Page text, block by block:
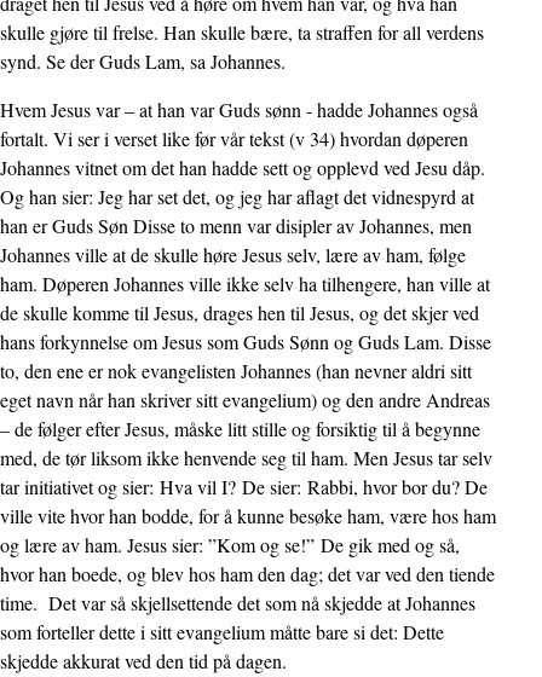
skulle gjøre til frelse. Han skulle bære, ta straffen for all verdens
synd. Se der Guds Lam, sa Johannes.
Hvem Jesus var – at han var Guds sønn - hadde Johannes også
fortalt. Vi ser i verset like før vår tekst (v 34) hvordan døperen
Johannes vitnet om det han hadde sett og opplevd ved Jesu dåp.
Og han sier: Jeg har set det, og jeg har aflagt det vidnespyrd at
han er Guds Søn Disse to menn var disipler av Johannes, men
Johannes ville at de skulle høre Jesus selv, lære av ham, følge
ham. Døperen Johannes ville ikke selv ha tilhengere, han ville at
de skulle komme til Jesus, drages hen til Jesus, og det skjer ved
hans forkynnelse om Jesus som Guds Sønn og Guds Lam. Disse
to, den ene er nok evangelisten Johannes (han nevner aldri sitt
eget navn når han skriver sitt evangelium) og den andre Andreas
– de følger efter Jesus, måske litt stille og forsiktig til å begynne
med, de tør liksom ikke henvende seg til ham. Men Jesus tar selv
tar initiativet og sier: Hva vil I? De sier: Rabbi, hvor bor du? De
ville vite hvor han bodde, for å kunne besøke ham, være hos ham
og lære av ham. Jesus sier: ”Kom og se!” De gik med og så,
hvor han boede, og blev hos ham den dag; det var ved den tiende
time. Det var så skjellsettende det som nå skjedde at Johannes
som forteller dette i sitt evangelium måtte bare si det: Dette
skjedde akkurat ved den tid på dagen.